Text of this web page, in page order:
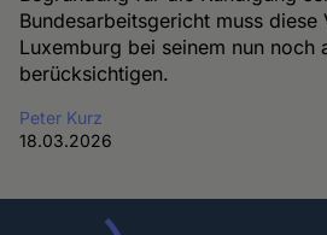
Bundesarbeitsgericht muss diese
Luxemburg bei seinem nun noch
berücksichtigen.
Peter Kurz
18.03.2026